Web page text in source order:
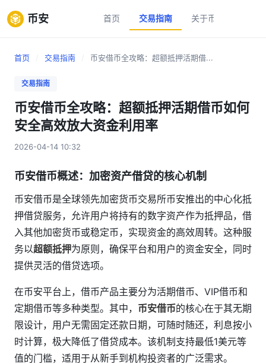
币安 首页 交易指南 关于币安
首页 交易指南 币安借币全攻略：超额抵押活期借...
交易指南
币安借币全攻略：超额抵押活期借币如何
安全高效放大资金利用率
2026-04-14 10:32
币安借币概述：加密资产借贷的核心机制
币安借币是全球领先加密货币交易所币安推出的中心化抵
押借贷服务，允许用户将持有的数字资产作为抵押品，借
入其他加密货币或稳定币，实现资金的高效周转。这种服
务以超额抵押为原则，确保平台和用户的资金安全，同时
提供灵活的借贷选项。
在币安平台上，借币产品主要分为活期借币、VIP借币和
定期借币等多种类型。其中， 币安借币的核心在于其无期
限设计，用户无需固定还款日期，可随时随还，利息按小
时计算，极大降低了借贷成本。该机制支持最低1美元等
值的门槛，适用于从新手到机构投资者的广泛需求。